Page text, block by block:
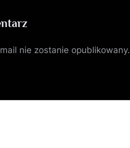
nie zostanie opublikowany.